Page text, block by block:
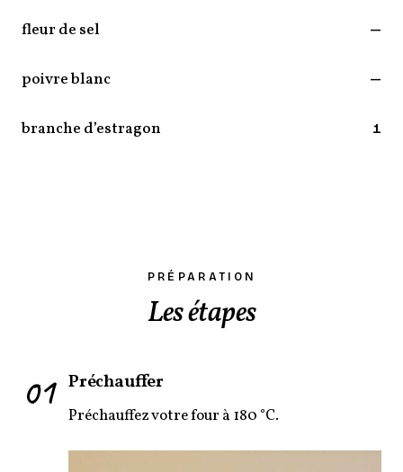
fleur de sel —
poivre blanc —
branche d’estragon 1
PRÉPARATION
Les étapes
01 Préchauffer
Préchauffez votre four à 180 °C.